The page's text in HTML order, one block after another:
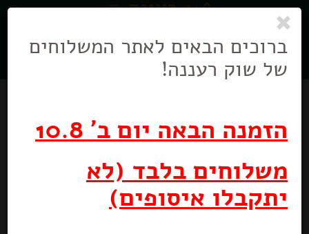
ניווט
בניווט
ברוכים הבאים לאתר המשלוחים
של שוק רעננה!
הזמנה הבאה יום ב' 10.8
משלוחים בלבד (לא
יתקבלו איסופים)